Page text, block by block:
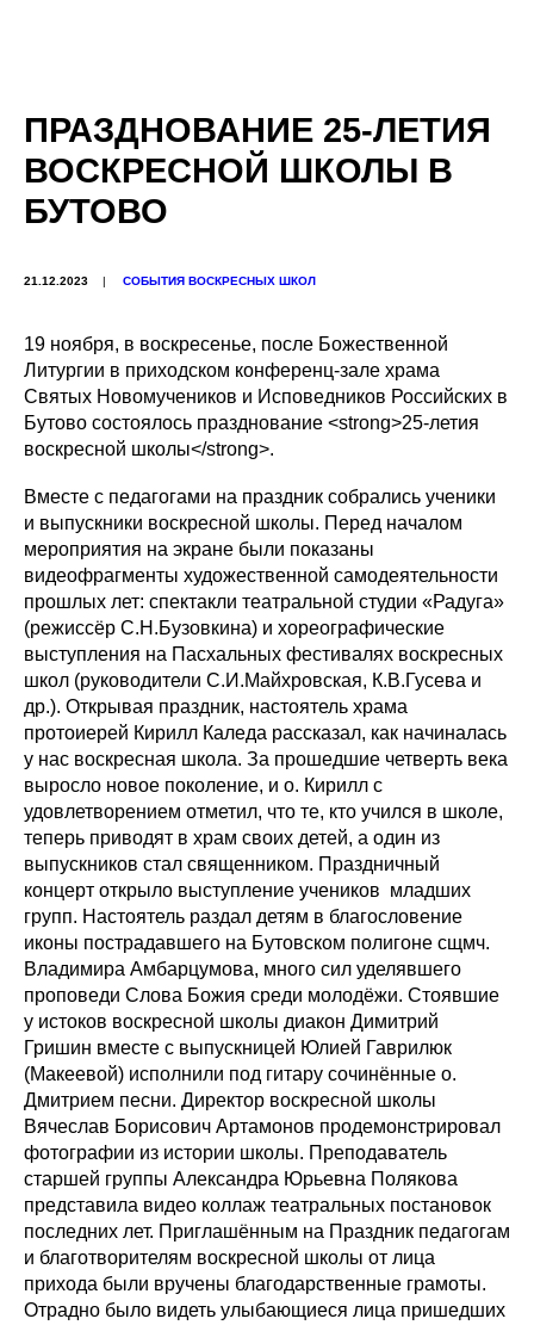
ПРАЗДНОВАНИЕ 25-ЛЕТИЯ
ВОСКРЕСНОЙ ШКОЛЫ В
БУТОВО
21.12.2023 | СОБЫТИЯ ВОСКРЕСНЫХ ШКОЛ
19 ноября, в воскресенье, после Божественной
Литургии в приходском конференц-зале храма
Святых Новомучеников и Исповедников Российских в
Бутово состоялось празднование <strong>25-летия
воскресной школы</strong>.
Вместе с педагогами на праздник собрались ученики
и выпускники воскресной школы. Перед началом
мероприятия на экране были показаны
видеофрагменты художественной самодеятельности
прошлых лет: спектакли театральной студии «Радуга»
(режиссёр С.Н.Бузовкина) и хореографические
выступления на Пасхальных фестивалях воскресных
школ (руководители С.И.Майхровская, К.В.Гусева и
др.). Открывая праздник, настоятель храма
протоиерей Кирилл Каледа рассказал, как начиналась
у нас воскресная школа. За прошедшие четверть века
выросло новое поколение, и о. Кирилл с
удовлетворением отметил, что те, кто учился в школе,
теперь приводят в храм своих детей, а один из
выпускников стал священником. Праздничный
концерт открыло выступление учеников младших
групп. Настоятель раздал детям в благословение
иконы пострадавшего на Бутовском полигоне сщмч.
Владимира Амбарцумова, много сил уделявшего
проповеди Слова Божия среди молодёжи. Стоявшие
у истоков воскресной школы диакон Димитрий
Гришин вместе с выпускницей Юлией Гаврилюк
(Макеевой) исполнили под гитару сочинённые о.
Дмитрием песни. Директор воскресной школы
Вячеслав Борисович Артамонов продемонстрировал
фотографии из истории школы. Преподаватель
старшей группы Александра Юрьевна Полякова
представила видео коллаж театральных постановок
последних лет. Приглашённым на Праздник педагогам
и благотворителям воскресной школы от лица
прихода были вручены благодарственные грамоты.
Отрадно было видеть улыбающиеся лица пришедших